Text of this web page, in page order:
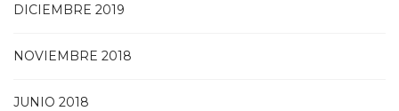
DICIEMBRE 2019
NOVIEMBRE 2018
JUNIO 2018